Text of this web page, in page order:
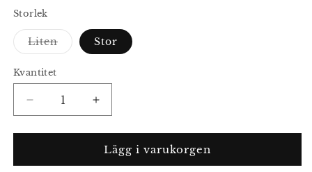
Storlek
Liten
Varianten
slutsåld
eller
tillgänglig
Stor
Kvantitet
Minska
kvantitet
för
börs
Öka
kvantitet
för
Comb
börs
Lägg i varukorgen